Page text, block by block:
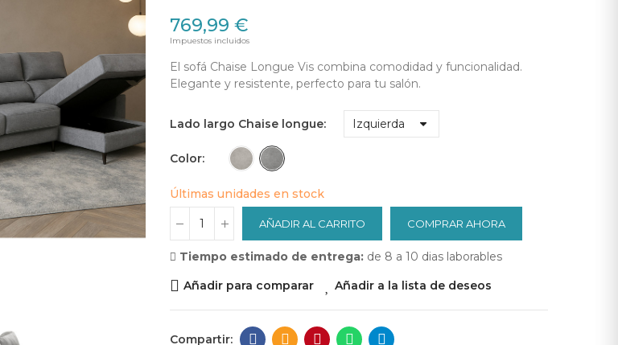
769,99 €
Impuestos incluidos
El sofá Chaise Longue Vis combina comodidad y funcionalidad.
Elegante y resistente, perfecto para tu salón.
Lado largo Chaise longue
Color
Últimas unidades en stock
AÑADIR AL CARRITO COMPRAR AHORA
Tiempo estimado de entrega: de 8 a 10 dias laborables
Añadir para comparar
Añadir a la lista de deseos